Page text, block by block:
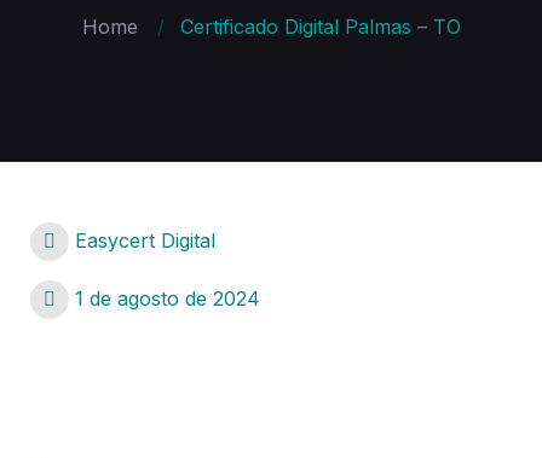
Home Certificado Digital Palmas – TO
Easycert Digital
1 de agosto de 2024